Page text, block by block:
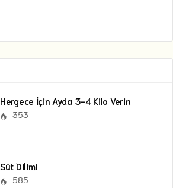
Hergece İçin Ayda 3-4 Kilo Verin
353
Süt Dilimi
585